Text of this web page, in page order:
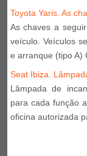
Toyota Yaris. As
As chaves a
veículo. Veículos
e arranque (tipo A)
Seat Ibiza.
Lâmpada de
para cada função
oficina autorizada